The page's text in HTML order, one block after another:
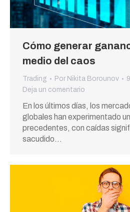
Cómo generar
medio del caos
Trading Por Nikita Borounov
Deja un comentario
En los últimos días, los
globales han experimentado
precedentes, con caídas
sacudido…